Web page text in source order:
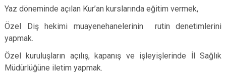
Yaz döneminde açılan Kur’an kurslarında eğitim vermek,
Özel Diş hekimi muayenehanelerinin rutin denetimlerini
yapmak.
Özel kuruluşların açılış, kapanış ve işleyişlerinde İl Sağlık
Müdürlüğüne iletim yapmak.